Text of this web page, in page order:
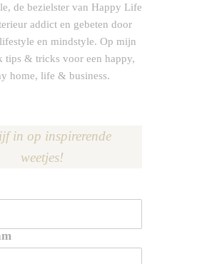
de bezielster van Happy Life
addict en gebeten door
en mindstyle. Op mijn
tips & tricks voor een happy,
home, life & business.
in op inspirerende
weetjes!